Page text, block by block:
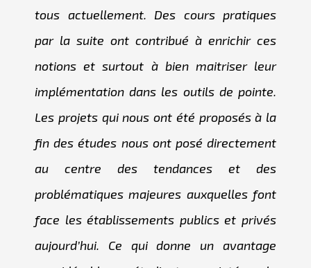
tous actuellement. Des cours pratiques
par la suite ont contribué à enrichir ces
notions et surtout à bien maitriser leur
implémentation dans les outils de pointe.
Les projets qui nous ont été proposés à la
fin des études nous ont posé directement
au centre des tendances et des
problématiques majeures auxquelles font
face les établissements publics et privés
aujourd’hui. Ce qui donne un avantage